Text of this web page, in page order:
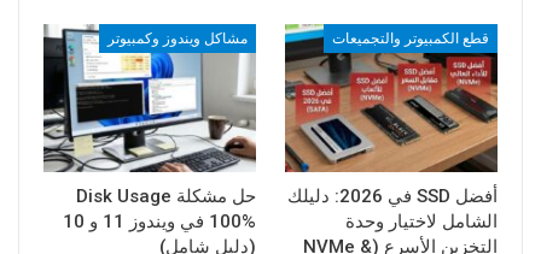
قطع الكمبيوتر والتجميعات
أفضل SSD في 2026: دليلك
الشامل لاختيار وحدة
التخزين الأسرع (NVMe &
مشاكل ويندوز وكمبيوتر
حل مشكلة Disk Usage
100% في ويندوز 11 و 10
(دليل شامل)